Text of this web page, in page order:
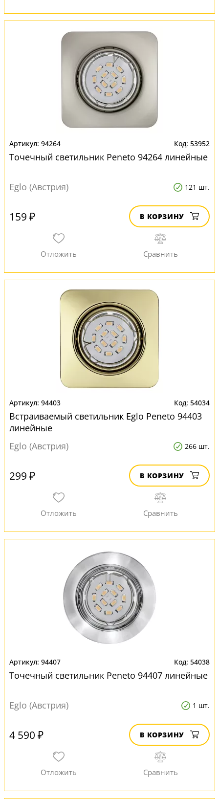
94264 53952
Точечный светильник Peneto 94264 линейные
Eglo (Австрия) 121 шт.
159 ₽ В КОРЗИНУ
94403 54034
Встраиваемый светильник Eglo Peneto 94403
линейные
Eglo (Австрия)
266 шт.
299 ₽ В КОРЗИНУ
94407 54038
Точечный светильник Peneto 94407 линейные
Eglo (Австрия) 1 шт.
4 590 ₽ В КОРЗИНУ